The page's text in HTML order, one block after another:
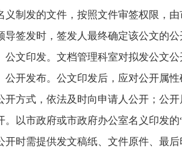
义制发的文件，按照文件审签权限，
导签发时，签发人最终确定该公文的
公文印发。文档管理科室对拟发公文
公开发布。公文印发后，应对公开属
开方式，依法及时向申请人公开；公
。以市政府或市政府办公室名义印发
开时需提供发文稿纸、文件原件、最